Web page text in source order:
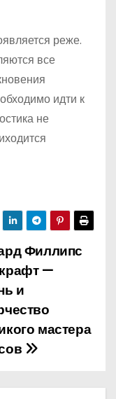
реже.
все
идти к
не
Филлипс
—
и
мастера